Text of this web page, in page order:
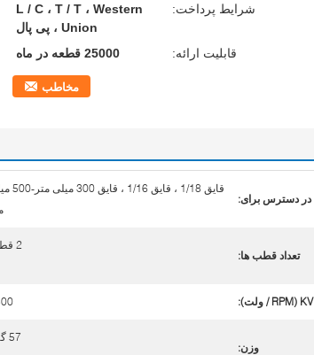
شرایط پرداخت:
L / C ، T / T ، Western
Union ، پی پال
قابلیت ارائه:
25000 قطعه در ماه
مخاطب
در دسترس برای:
قایق 1/18 ، قایق
تعداد قطب ها:
2 قطب
KV (RPM / ولت):
وزن:
57 گرم